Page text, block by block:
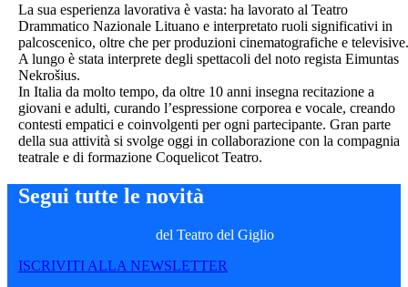
La sua esperienza lavorativa è vasta: ha lavorato al Teatro
Drammatico Nazionale Lituano e interpretato ruoli significativi in
palcoscenico, oltre che per produzioni cinematografiche e televisive.
A lungo è stata interprete degli spettacoli del noto regista Eimuntas
Nekrošius.
In Italia da molto tempo, da oltre 10 anni insegna recitazione a
giovani e adulti, curando l’espressione corporea e vocale, creando
contesti empatici e coinvolgenti per ogni partecipante. Gran parte
della sua attività si svolge oggi in collaborazione con la compagnia
teatrale e di formazione Coquelicot Teatro.
Segui tutte le novità
del Teatro del Giglio
ISCRIVITI ALLA NEWSLETTER